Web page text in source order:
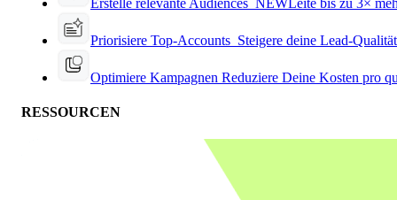
Priorisiere Top-Accounts Steigere deine Lead-
Optimiere Kampagnen Reduziere Deine Kosten pro
RESSOURCEN